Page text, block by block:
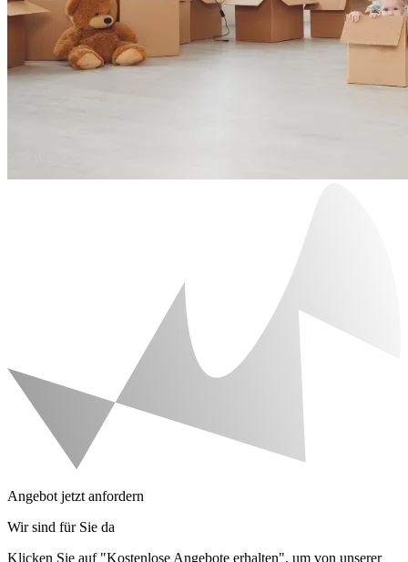
Angebot jetzt anfordern
Wir sind für Sie da
Klicken Sie auf "Kostenlose Angebote erhalten", um von unserer